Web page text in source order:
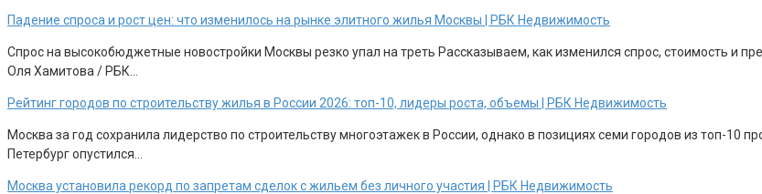
Падение спроса и рост цен: что изменилось на рынке элитного жилья Москвы | РБК Недвижимость
Спрос на высокобюджетные новостройки Москвы резко упал на треть Рассказываем, как изменился спрос, стоимость и
Оля Хамитова / РБК…
Рейтинг городов по строительству жилья в России 2026: топ-10, лидеры роста, объемы | РБК Недвижимость
Москва за год сохранила лидерство по строительству многоэтажек в России, однако в позициях семи городов из топ-10
Петербург опустился…
Москва установила рекорд по запретам сделок с жильем без личного участия | РБК Недвижимость